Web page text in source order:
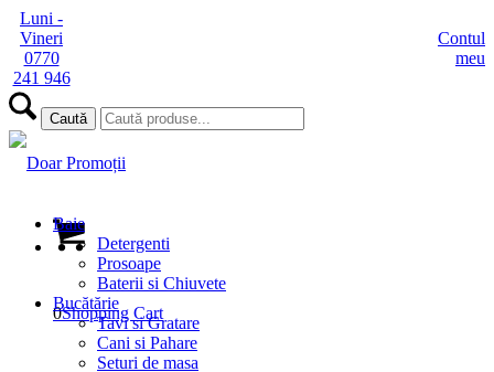
Luni -
Vineri
0770
241 946
Contul
meu
0Shopping Cart
Baie
Detergenti
Prosoape
Baterii si Chiuvete
Bucătărie
Tavi si Gratare
Cani si Pahare
Seturi de masa